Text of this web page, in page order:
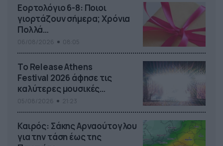
Εορτολόγιο 6-8: Ποιοι
γιορτάζουν σήμερα; Χρόνια
Πολλά…
Το Release Athens
Festival 2026 άφησε τις
καλύτερες μουσικές
αναμνήσεις
Καιρός: Σάκης Αρναούτογλου
για την τάση έως της